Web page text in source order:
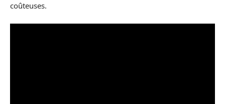
coûteuses.